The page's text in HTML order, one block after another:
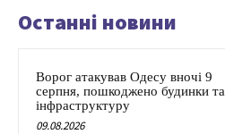
Останні новини
Ворог атакував Одесу вночі 9
серпня, пошкоджено будинки та
інфраструктуру
09.08.2026